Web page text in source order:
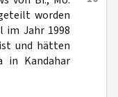
worden
im Jahr 1998
und hätten
in Kandahar